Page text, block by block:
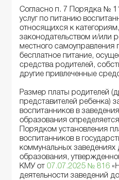
Согласно п. 7 Порядка №
услуг по питанию
относящихся к
законодательством и/или
местного самоуправления
бесплатное питание,
средства родителей,
другие привлеченные
Размер платы родителей
представителей ребенка)
воспитанников в
образования
Порядком установления
воспитанников в
коммунальных заведениях
образования,
КМУ от 07.07.2025 № 816
деятельности заведений